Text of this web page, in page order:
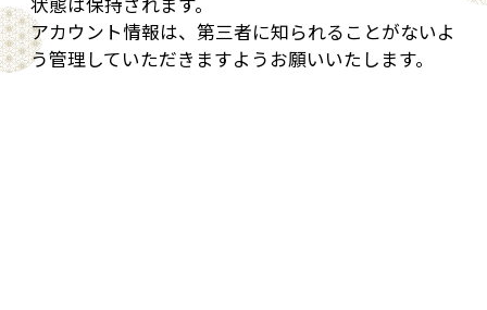
アカウント情報は、第三者に知られることがないよ
う管理していただきますようお願いいたします。